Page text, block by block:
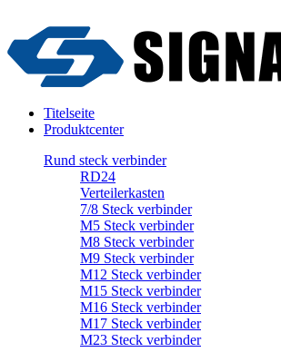
Titelseite
Produktcenter
Rund steck verbinder
RD24
Verteilerkasten
7/8 Steck verbinder
M5 Steck verbinder
M8 Steck verbinder
M9 Steck verbinder
M12 Steck verbinder
M15 Steck verbinder
M16 Steck verbinder
M17 Steck verbinder
M23 Steck verbinder